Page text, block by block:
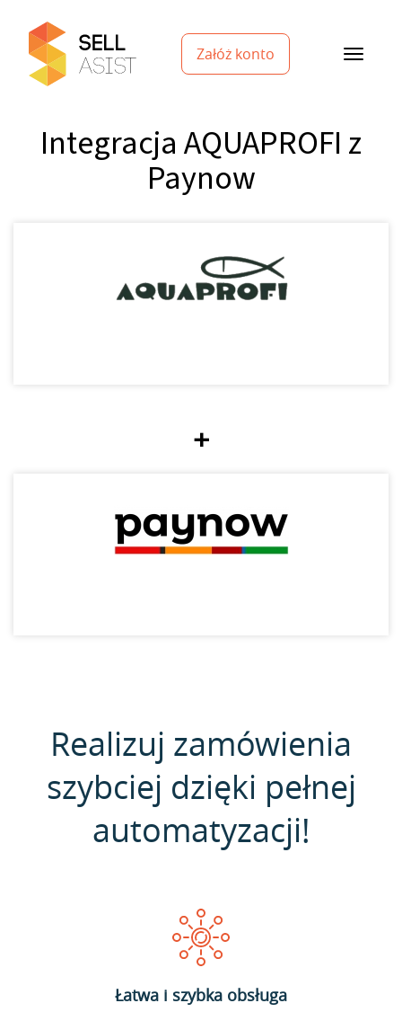
Załóż konto
Integracja AQUAPROFI z
Paynow
+
Realizuj zamówienia
szybciej dzięki pełnej
automatyzacji!
Łatwa i szybka obsługa